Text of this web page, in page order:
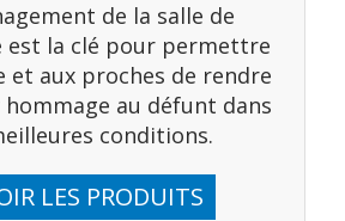
de la salle de
est la clé pour permettre
et aux proches de rendre
au défunt dans
conditions.
LES PRODUITS